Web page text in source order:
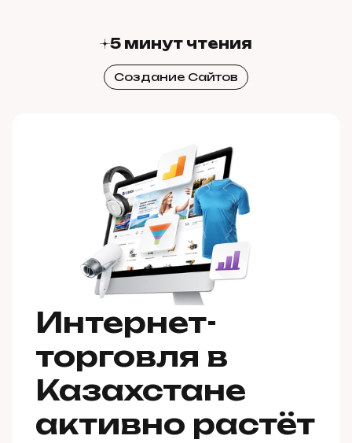
5 минут чтения
Создание Сайтов
Интернет-
торговля в
Казахстане
активно растёт